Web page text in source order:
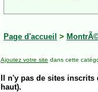
Page d'accueil >
Ajoutez votre site dans cette
Il n'y pas de sites
haut).